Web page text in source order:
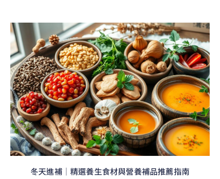
冬天進補｜精選養生食材與營養補品推薦指南